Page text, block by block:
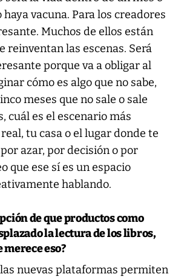
vacuna. Para los creadores
Muchos de ellos están
reinventan las escenas. Será
porque va a obligar al
cómo es algo que no sabe,
meses que no sale o sale
cuál es el escenario más
tu casa o el lugar donde te
azar, por decisión o por
que ese sí es un espacio
hablando.
de que productos como
la lectura de los libros,
eso?
nuevas plataformas permiten